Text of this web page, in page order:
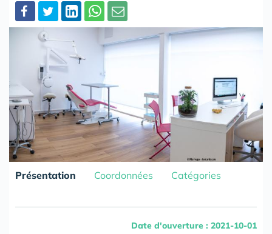
Partager
Présentation Coordonnées Catégories
Date d'ouverture : 2021-10-01